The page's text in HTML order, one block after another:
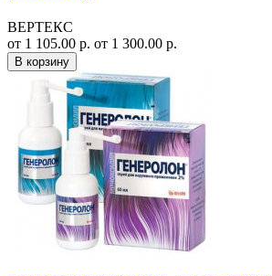
ВЕРТЕКС
от 1 105.00 р. от 1 300.00 р.
В корзину